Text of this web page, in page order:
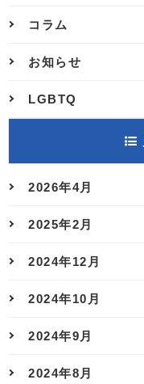
コラム
お知らせ
LGBTQ
2026年4月
2025年2月
2024年12月
2024年10月
2024年9月
2024年8月